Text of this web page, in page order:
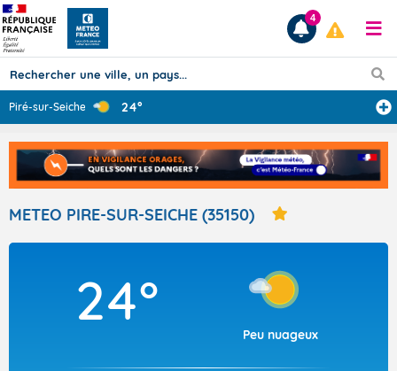
Prévisions
TOUS LES RÉSULTATS
Articles
4
Piré-sur-Seiche ... 24°
METEO PIRE-SUR-SEICHE (35150)
24°
Peu nuageux